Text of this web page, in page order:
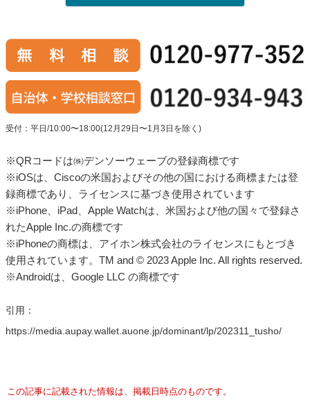
受付：平日/10:00〜18:00(12月29日〜1月3日を除く)
※QRコードは㈱デンソーウェーブの登録商標です
※iOSは、Ciscoの米国およびその他の国における商標または登
録商標であり、ライセンスに基づき使用されています
※iPhone、iPad、Apple Watchは、米国および他の国々で登録さ
れたApple Inc.の商標です
※iPhoneの商標は、アイホン株式会社のライセンスにもとづき
使用されています。TM and © 2023 Apple Inc. All rights reserved.
※Androidは、Google LLC の商標です
引用：
https://media.aupay.wallet.auone.jp/dominant/lp/202311_tusho/
この記事に記載された情報は、掲載日時点のものです。